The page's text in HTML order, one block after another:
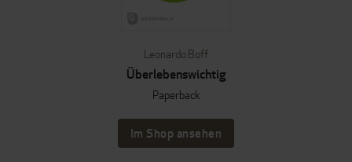
Leonardo Boff
Überlebenswichtig
Paperback
Im Shop ansehen